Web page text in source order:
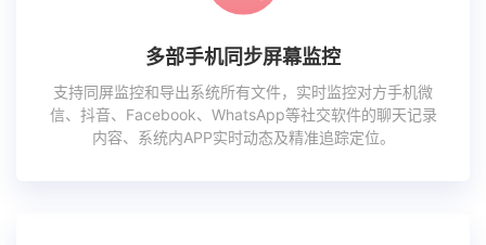
多部手机同步屏幕监控
支持同屏监控和导出系统所有文件，实时监控对方手机微
信、抖音、Facebook、WhatsApp等社交软件的聊天记录
内容、系统内APP实时动态及精准追踪定位。